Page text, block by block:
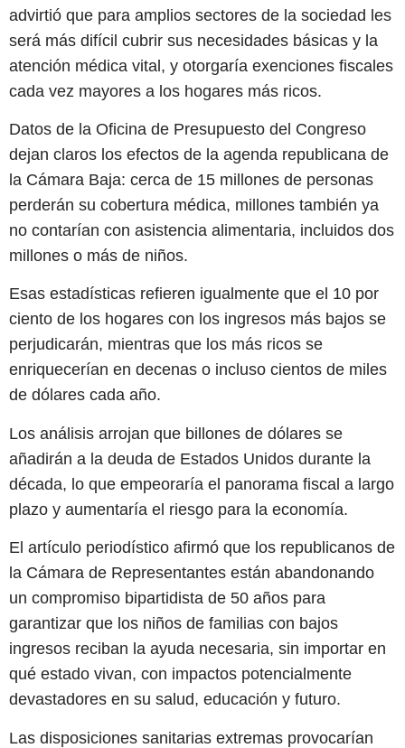
advirtió que para amplios sectores de la sociedad les
será más difícil cubrir sus necesidades básicas y la
atención médica vital, y otorgaría exenciones fiscales
cada vez mayores a los hogares más ricos.
Datos de la Oficina de Presupuesto del Congreso
dejan claros los efectos de la agenda republicana de
la Cámara Baja: cerca de 15 millones de personas
perderán su cobertura médica, millones también ya
no contarían con asistencia alimentaria, incluidos dos
millones o más de niños.
Esas estadísticas refieren igualmente que el 10 por
ciento de los hogares con los ingresos más bajos se
perjudicarán, mientras que los más ricos se
enriquecerían en decenas o incluso cientos de miles
de dólares cada año.
Los análisis arrojan que billones de dólares se
añadirán a la deuda de Estados Unidos durante la
década, lo que empeoraría el panorama fiscal a largo
plazo y aumentaría el riesgo para la economía.
El artículo periodístico afirmó que los republicanos de
la Cámara de Representantes están abandonando
un compromiso bipartidista de 50 años para
garantizar que los niños de familias con bajos
ingresos reciban la ayuda necesaria, sin importar en
qué estado vivan, con impactos potencialmente
devastadores en su salud, educación y futuro.
Las disposiciones sanitarias extremas provocarían